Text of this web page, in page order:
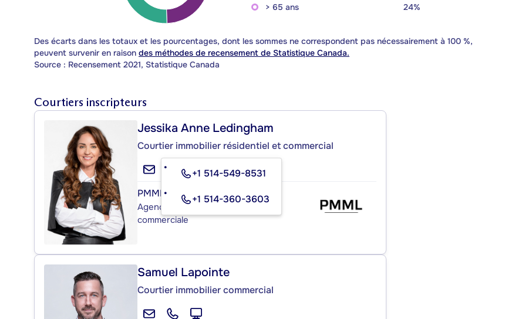
> 65 ans
24%
Des écarts dans les totaux et les pourcentages, dont les sommes ne correspondent pas nécessairement à 100 %,
peuvent survenir en raison des méthodes de recensement de Statistique Canada.
Source : Recensement 2021, Statistique Canada
Courtiers inscripteurs
Jessika Anne Ledingham
Courtier immobilier résidentiel et commercial
+1 514-549-8531
+1 514-360-3603
PMML
Agence immobilière résidentielle et
commerciale
Samuel Lapointe
Courtier immobilier commercial